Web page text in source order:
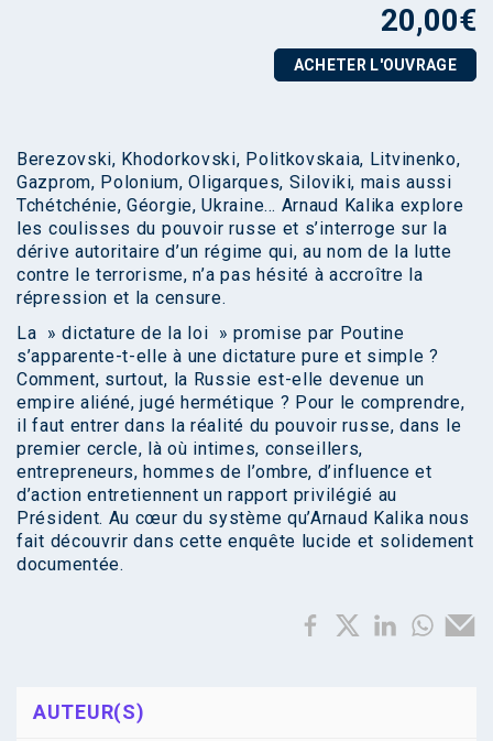
20,00€
ACHETER L'OUVRAGE
Berezovski, Khodorkovski, Politkovskaia, Litvinenko,
Gazprom, Polonium, Oligarques, Siloviki, mais aussi
Tchétchénie, Géorgie, Ukraine… Arnaud Kalika explore
les coulisses du pouvoir russe et s’interroge sur la
dérive autoritaire d’un régime qui, au nom de la lutte
contre le terrorisme, n’a pas hésité à accroître la
répression et la censure.
La » dictature de la loi » promise par Poutine
s’apparente-t-elle à une dictature pure et simple ?
Comment, surtout, la Russie est-elle devenue un
empire aliéné, jugé hermétique ? Pour le comprendre,
il faut entrer dans la réalité du pouvoir russe, dans le
premier cercle, là où intimes, conseillers,
entrepreneurs, hommes de l’ombre, d’influence et
d’action entretiennent un rapport privilégié au
Président. Au cœur du système qu’Arnaud Kalika nous
fait découvrir dans cette enquête lucide et solidement
documentée.
AUTEUR(S)